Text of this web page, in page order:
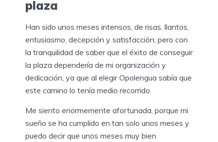
plaza
Han sido unos meses intensos, de risas, llantos,
entusiasmo, decepción y satisfacción; pero con
la tranquilidad de saber que el éxito de conseguir
la plaza dependería de mi organización y
dedicación, ya que al elegir Opolengua sabía que
este camino lo tenía medio recorrido.
Me siento enormemente afortunada, porque mi
sueño se ha cumplido en tan solo unos meses y
puedo decir que unos meses muy bien